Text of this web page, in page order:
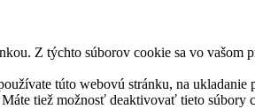
Z týchto súborov cookie sa vo vašom
túto webovú stránku, na
tiež možnosť deaktivovať tieto